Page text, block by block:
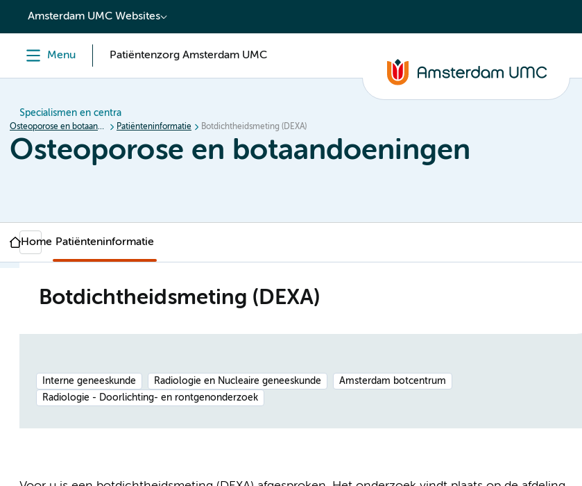
content
Amsterdam UMC Websites
Menu Patiëntenzorg Amsterdam UMC
Specialismen en centra
Osteoporose en botaandoeningen Patiënteninformatie Botdichtheidsmeting (DEXA)
Osteoporose en botaandoeningen
Home Patiënteninformatie
Botdichtheidsmeting (DEXA)
Interne geneeskunde Radiologie en Nucleaire geneeskunde
Amsterdam botcentrum
Radiologie - Doorlichting- en rontgenonderzoek